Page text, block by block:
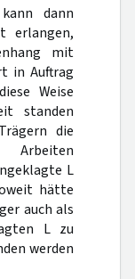
dann
erlangen,
mit
in Auftrag
Weise
standen
die
Arbeiten
L
hätte
auch als
L zu
werden